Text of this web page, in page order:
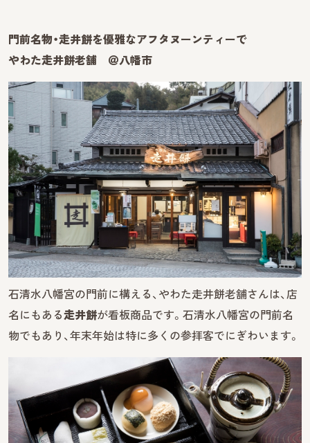
門前名物・走井餅を優雅なアフタヌーンティーで
やわた走井餅老舗 ＠八幡市
石清水八幡宮の門前に構える、やわた走井餅老舗さんは、店
名にもある走井餅が看板商品です。石清水八幡宮の門前名
物でもあり、年末年始は特に多くの参拝客でにぎわいます。